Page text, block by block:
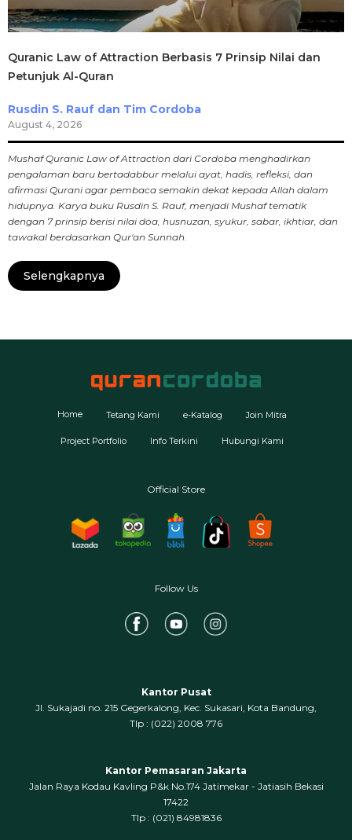
Quranic Law of Attraction Berbasis 7 Prinsip Nilai dan
Petunjuk Al-Quran
Rusdin S. Rauf dan Tim Cordoba
August 4, 2026
Mushaf Quranic Law of Attraction dari Cordoba menghadirkan
pengalaman baru bertadabbur melalui ayat, hadis, refleksi, dan
afirmasi Qurani agar pembaca semakin dekat kepada Allah dalam
hidupnya. Karya buku Rusdin S. Rauf, menjadi Mushaf tematik
dengan 7 prinsip berisi nilai doa, husnuzan, syukur, sabar, ikhtiar, dan
tawakal berdasarkan Qur'an Sunnah.
Selengkapnya
Home Tetang Kami e-Katalog Join Mitra
Project Portfolio Info Terkini Hubungi Kami
Official Store
Follow Us
Kantor Pusat
Jl. Sukajadi no. 215 Gegerkalong, Kec. Sukasari, Kota Bandung,
‍Tlp : (022) 2008 776
Kantor Pemasaran Jakarta
Jalan Raya Kodau Kavling P&k No.174 Jatimekar - Jatiasih Bekasi
17422
Tlp : (021) 84981836